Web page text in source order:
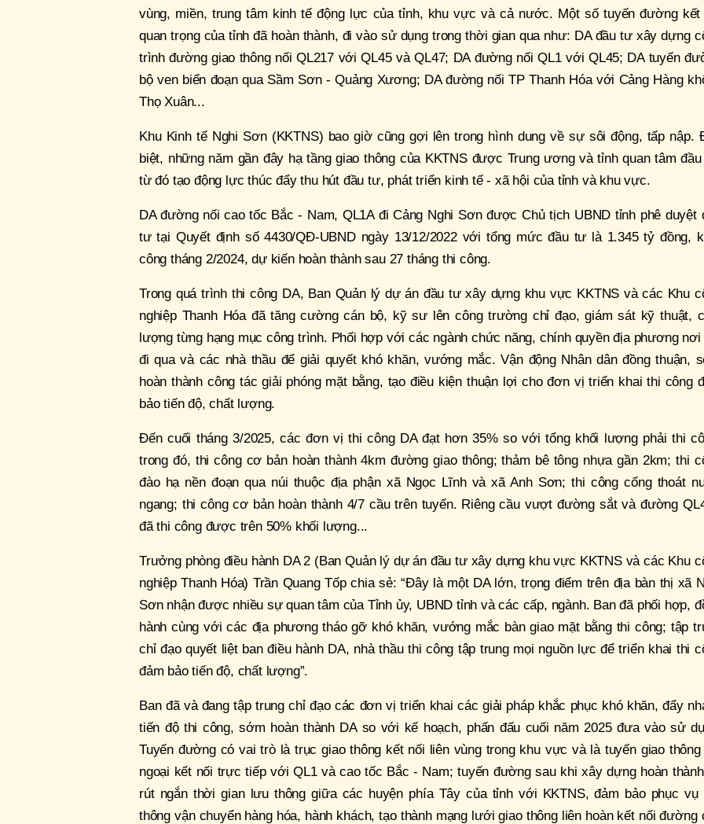
vùng, miền, trung tâm kinh tế động lực của tỉnh, khu vực và cả nước. Một số tuyến đường kết
quan trọng của tỉnh đã hoàn thành, đi vào sử dụng trong thời gian qua như: DA đầu tư xây dựng
trình đường giao thông nối QL217 với QL45 và QL47; DA đường nối QL1 với QL45; DA tuyến
bộ ven biển đoạn qua Sầm Sơn - Quảng Xương; DA đường nối TP Thanh Hóa với Cảng Hàng
Thọ Xuân...
Khu Kinh tế Nghi Sơn (KKTNS) bao giờ cũng gợi lên trong hình dung về sự sôi động, tấp nập.
biệt, những năm gần đây hạ tầng giao thông của KKTNS được Trung ương và tỉnh quan tâm
từ đó tạo động lực thúc đẩy thu hút đầu tư, phát triển kinh tế - xã hội của tỉnh và khu vực.
DA đường nối cao tốc Bắc - Nam, QL1A đi Cảng Nghi Sơn được Chủ tịch UBND tỉnh phê duyệt
tư tại Quyết định số 4430/QĐ-UBND ngày 13/12/2022 với tổng mức đầu tư là 1.345 tỷ đồng,
công tháng 2/2024, dự kiến hoàn thành sau 27 tháng thi công.
Trong quá trình thi công DA, Ban Quản lý dự án đầu tư xây dựng khu vực KKTNS và các Khu
nghiệp Thanh Hóa đã tăng cường cán bộ, kỹ sư­ lên công trường chỉ đạo, giám sát kỹ thuật,
lượng từng hạng mục công trình. Phối hợp với các ngành chức năng, chính quyền địa phương nơi
đi qua và các nhà thầu để giải quyết khó khăn, vướng mắc. Vận động Nhân dân đồng thuận,
hoàn thành công tác giải phóng mặt bằng, tạo điều kiện thuận lợi cho đơn vị triển khai thi công
bảo tiến độ, chất lượng.
Đến cuối tháng 3/2025, các đơn vị thi công DA đạt hơn 35% so với tổng khối lượng phải thi
trong đó, thi công cơ bản hoàn thành 4km đường giao thông; thảm bê tông nhựa gần 2km; thi
đào hạ nền đoạn qua núi thuộc địa phận xã Ngọc Lĩnh và xã Anh Sơn; thi công cống thoát
ngang; thi công cơ bản hoàn thành 4/7 cầu trên tuyến. Riêng cầu vượt đường sắt và đường
đã thi công được trên 50% khối lượng...
Trưởng phòng điều hành DA 2 (Ban Quản lý dự án đầu tư xây dựng khu vực KKTNS và các Khu
nghiệp Thanh Hóa) Trần Quang Tốp chia sẻ: “Đây là một DA lớn, trọng điểm trên địa bàn thị xã
Sơn nhận được nhiều sự quan tâm của Tỉnh ủy, UBND tỉnh và các cấp, ngành. Ban đã phối hợp,
hành cùng với các địa phương tháo gỡ khó khăn, vướng mắc bàn giao mặt bằng thi công; tập
chỉ đạo quyết liệt ban điều hành DA, nhà thầu thi công tập trung mọi nguồn lực để triển khai thi
đảm bảo tiến độ, chất lượng”.
Ban đã và đang tập trung chỉ đạo các đơn vị triển khai các giải pháp khắc phục khó khăn, đẩy
tiến độ thi công, sớm hoàn thành DA so với kế hoạch, phấn đấu cuối năm 2025 đưa vào sử
Tuyến đường có vai trò là trục giao thông kết nối liên vùng trong khu vực và là tuyến giao thông
ngoại kết nối trực tiếp với QL1 và cao tốc Bắc - Nam; tuyến đường sau khi xây dựng hoàn
rút ngắn thời gian lưu thông giữa các huyện phía Tây của tỉnh với KKTNS, đảm bảo phục vụ
thông vận chuyển hàng hóa, hành khách, tạo thành mạng lưới giao thông liên hoàn kết nối đường